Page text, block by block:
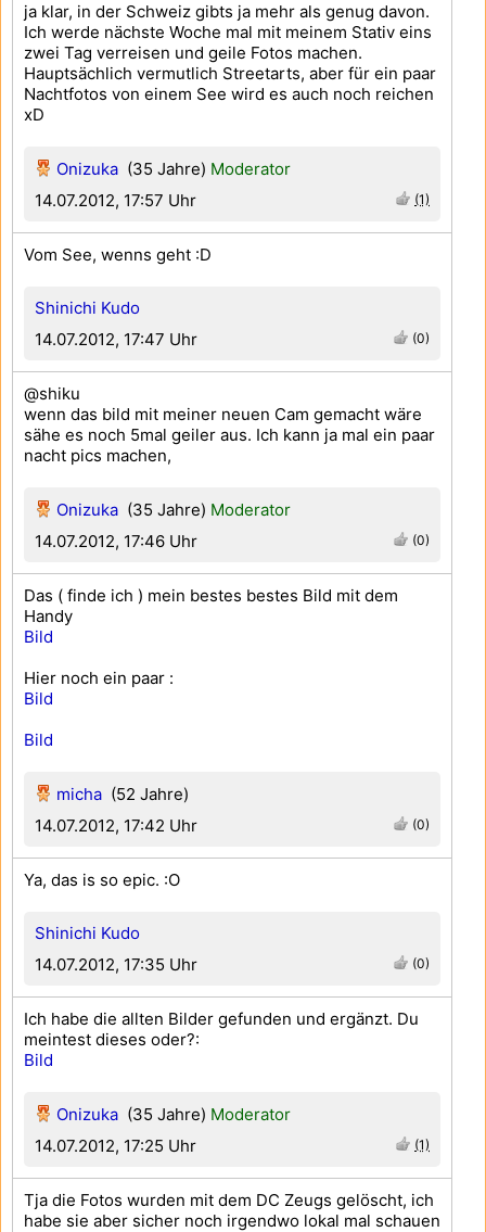
Onizuka (35 Jahre) Moderator
14.07.2012, 17:57 Uhr
(1)
ja klar, in der Schweiz gibts ja mehr als genug davon.
Ich werde nächste Woche mal mit meinem Stativ eins
zwei Tag verreisen und geile Fotos machen.
Hauptsächlich vermutlich Streetarts, aber für ein paar
Nachtfotos von einem See wird es auch noch reichen
xD
Shinichi Kudo
14.07.2012, 17:47 Uhr
(0)
Vom See, wenns geht :D
Onizuka (35 Jahre) Moderator
14.07.2012, 17:46 Uhr
(0)
@shiku
wenn das bild mit meiner neuen Cam gemacht wäre
sähe es noch 5mal geiler aus. Ich kann ja mal ein paar
nacht pics machen,
micha (52 Jahre)
14.07.2012, 17:42 Uhr
(0)
Das ( finde ich ) mein bestes bestes Bild mit dem
Handy
Bild
Hier noch ein paar :
Bild
Bild
Shinichi Kudo
14.07.2012, 17:35 Uhr
(0)
Ya, das is so epic. :O
Onizuka (35 Jahre) Moderator
14.07.2012, 17:25 Uhr
(1)
Ich habe die allten Bilder gefunden und ergänzt. Du
meintest dieses oder?:
Bild
Tja die Fotos wurden mit dem DC Zeugs gelöscht, ich
habe sie aber sicher noch irgendwo lokal mal schauen